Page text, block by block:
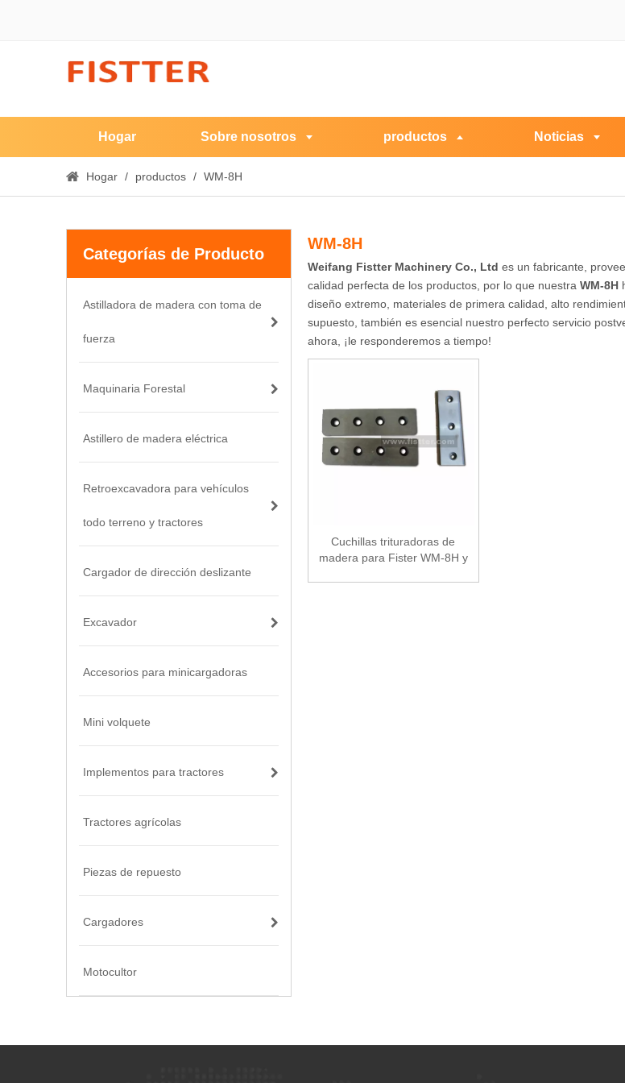
Hogar Sobre nosotros productos Noticias
Hogar / productos / WM-8H
Categorías de Producto
Astilladora de madera con toma de
fuerza
Maquinaria Forestal
Astillero de madera eléctrica
Retroexcavadora para vehículos
todo terreno y tractores
Cargador de dirección deslizante
Excavador
Accesorios para minicargadoras
Mini volquete
Implementos para tractores
Tractores agrícolas
Piezas de repuesto
Cargadores
Motocultor
WM-8H
Weifang Fistter Machinery Co., Ltd es un fabricante,
calidad perfecta de los productos, por lo que nuestra WM-8H
diseño extremo, materiales de primera calidad, alto
supuesto, también es esencial nuestro perfecto servicio
ahora, ¡le responderemos a tiempo!
Cuchillas trituradoras de
madera para Fister WM-8H y